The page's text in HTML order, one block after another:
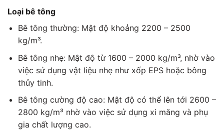
Loại bê tông
Bê tông thường: Mật độ khoảng 2200 – 2500
kg/m³.
Bê tông nhẹ: Mật độ từ 1600 – 2000 kg/m³, nhờ vào
việc sử dụng vật liệu nhẹ như xốp EPS hoặc bông
thủy tinh.
Bê tông cường độ cao: Mật độ có thể lên tới 2600 –
2800 kg/m³ nhờ vào việc sử dụng xi măng và phụ
gia chất lượng cao.